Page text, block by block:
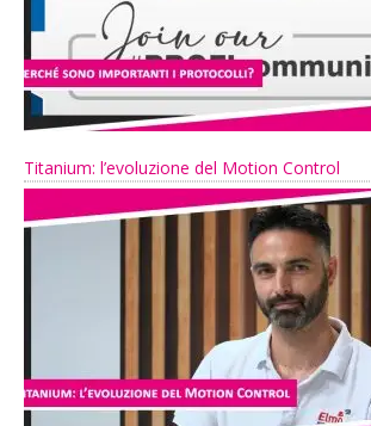
Titanium: l’evoluzione del Motion Control